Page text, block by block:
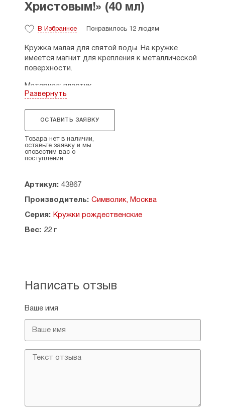
Христовым!» (40 мл)
В Избранное Понравилось 12 людям
Кружка малая для святой воды. На кружке
имеется магнит для крепления к металлической
поверхности.
Материал: пластик.
Страна производитель: Россия.
Развернуть
ОСТАВИТЬ ЗАЯВКУ
Товара нет в наличии,
оставьте заявку и мы
оповестим вас о
поступлении
Артикул: 43867
Производитель: Символик, Москва
Серия: Кружки рождественские
Вес: 22 г
Написать отзыв
Ваше имя